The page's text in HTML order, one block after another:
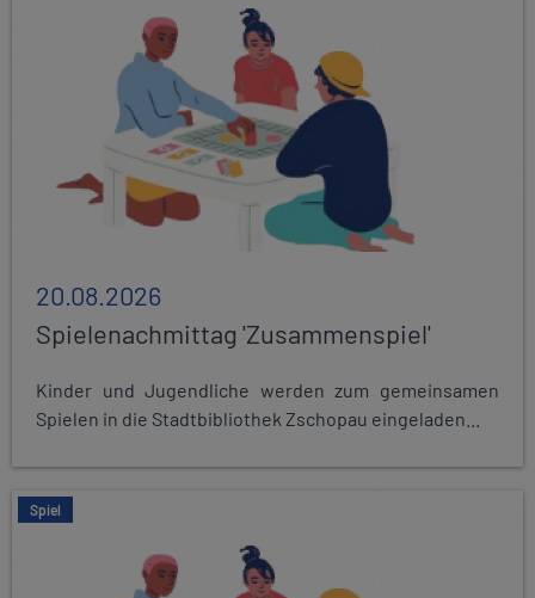
20.08.2026
Spielenachmittag 'Zusammenspiel'
Kinder und Jugendliche werden zum gemeinsamen
Spielen in die Stadtbibliothek Zschopau eingeladen...
Spiel